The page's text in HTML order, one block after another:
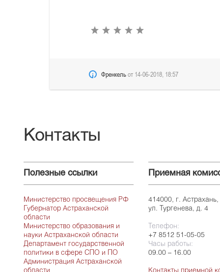
Френкельот 14-06-2018, 18:57
Контакты
Полезные ссылки
Министерство просвещения РФ
Губернатор Астраханской
области
Министерство образования и
науки Астраханской области
Департамент государственной
политики в сфере СПО и ПО
Администрация Астраханской
Приемная
414000, г. Астрахань,
ул. Тургенева, д. 4
Телефон:
+7 8512 51-05-05
Часы работы:
09.00 – 16.00